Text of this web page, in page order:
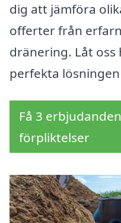
dig att jämföra
offerter från
dränering. Låt
perfekta
Få 3
förpliktelser